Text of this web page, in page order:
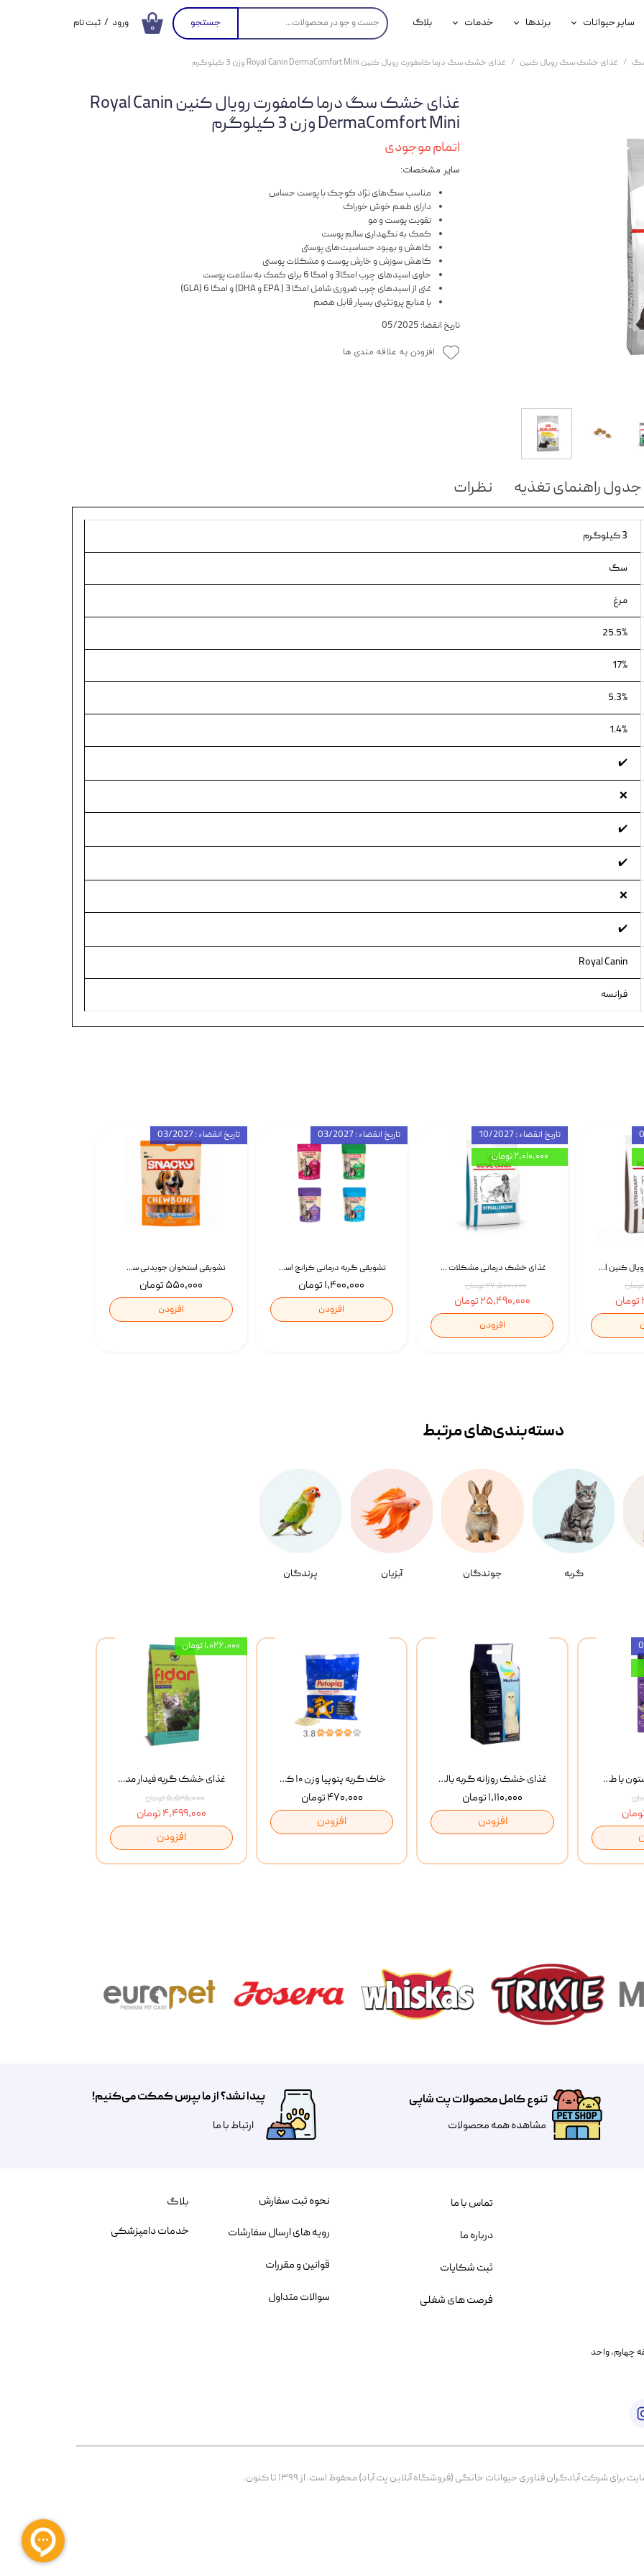
۰ جستجو
سگ
سایر حیوانات
محصولات پرندگان
برندها
جوسرا
خدمات
خدمات آنلاین دامپزشکی
بلاگ ورود / ثبت نام
سفارشات
غذای خشک سگ رویال کنین غذای خشک سگ درما کامفورت رویال کنین Royal Canin DermaComfort Mini وزن 3 کیلوگرم
غذای خشک سگ درما کامفورت رویال کنین Royal Canin
DermaComfort Mini وزن 3 کیلوگرم
اتمام موجودی
سایر مشخصات:
مناسب سگ‌های نژاد کوچک با پوست حساس
دارای طعم خوش خوراک
تقویت پوست و مو
کمک به نگهداری سالم پوست
کاهش و بهبود حساسیت‌های پوستی
کاهش سوزش و خارش پوست و مشکلات پوستی
حاوی اسیدهای چرب امگا3 و امگا 6 برای کمک به سلامت پوست
غنی از اسیدهای چرب ضروری شامل امگا 3 ( EPA و DHA) و امگا 6 (GLA)
با منابع پروتئینی بسیار قابل هضم
تاریخ انقضا: 05/2025
افزودن به علاقه مندی ها
جدول راهنمای تغذیه نظرات
3 کیلوگرم
سگ
مرغ
25.5%
17%
5.3%
1.4%
✔️
❌
✔️
✔️
❌
✔️
Royal Canin
فرانسه
تشویقی استخوان جویدنی سگ اسنکی کرانچی با طعم مرغ Snacky Crunchy Munchy وزن 100 گرم
۵۵۰,۰۰۰ تومان
افزودن
تاریخ انقضاء : 03/2027
تشویقی گربه درمانی کرانچ اسنکی با طعم میکس Snacky Crunch Cat Treats وزن 60 گرم بسته 4 عددی
۱,۴۰۰,۰۰۰ تومان
افزودن
تاریخ انقضاء : 03/2027
غذای خشک درمانی مشکلات گوارشی سگ رویال کنین Royal Canin Hypoallergenic وزن 7 کیلوگرم | پت استوک
۲۷,۵۰۰,۰۰۰ تومان
۲۵,۴۹۰,۰۰۰ تومان
افزودن
تاریخ انقضاء : 10/2027
۲,۰۱۰,۰۰۰ تومان
غذای خشک سگ رویال کنین Royal Canin Gastrointestinal وزن 7.5 کیلوگرم | پت استوک
گربه جوندگان آبزیان پرندگان
دسته‌بندی‌‌های مرتبط
غذای خشک گربه فیدار مدل Adult وزن 10 کیلوگرم
۵,۵۲۵,۰۰۰ تومان
۴,۴۹۹,۰۰۰ تومان
افزودن
۱,۰۲۶,۰۰۰ تومان
خاک گربه پتوپیا وزن ۱۰ کیلوگرم
۴۷۰,۰۰۰ تومان
افزودن
غذای خشک روزانه گربه بالغ مفید MoFeed Adult Daily Cat Food وزن 2 کیلوگرم
۱,۱۱۰,۰۰۰ تومان
افزودن
بستنی گربه وینستون با طعم مرغ و ماهی Winstone Chicken & Fish بسته 8 عددی
تنوع کامل محصولات پت شاپی
مشاهده همه محصولات
پیدا نشد؟ از ما بپرس کمکت می‌کنیم!
​​​ارتباط با ما
خیابان بنی هاشم پلاک ۲۰۲ ، طبقه چهارم، واحد
شرکت آبادگران فناوری حیوانات خانگی (فروشگاه آنلاین پت آباد) محفوظ است. از ۱۳۹۹ تا کنون.
نحوه ثبت سفارش
رویه های ارسال سفارشات
قوانین و مقررات
سوالات متداول
تماس با ما
درباره ما
ثبت شکایات
فرصت های شغلی
بلاگ
خدمات دامپزشکی